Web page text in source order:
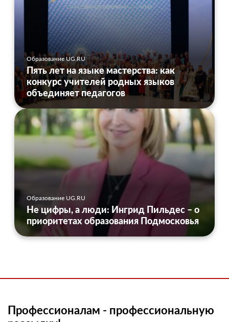
Образование UG.RU
Пять лет на языке мастерства: как
конкурс учителей родных языков
объединяет педагогов
Образование UG.RU
Не цифры, а люди: Ингрид Пильдес – о
приоритетах образования Подмосковья
Профессионалам - профессиональную